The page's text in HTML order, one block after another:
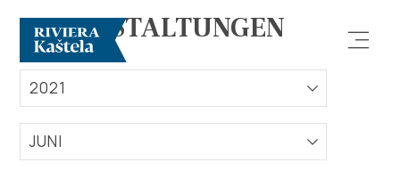
VERANSTALTUNGEN
2021
JUNI